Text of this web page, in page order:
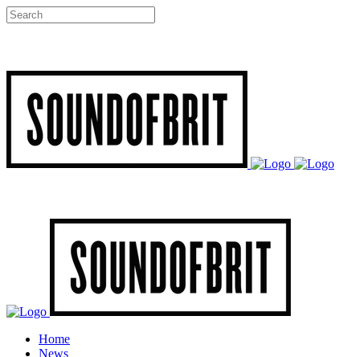
Home
News